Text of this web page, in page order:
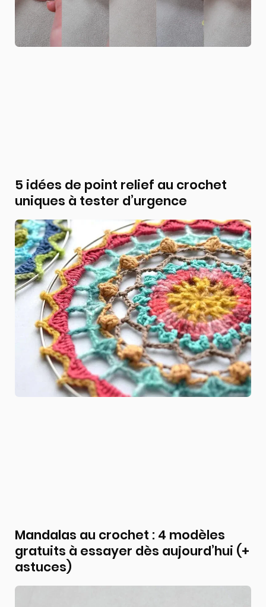
5 idées de point relief au crochet
uniques à tester d’urgence
Mandalas au crochet : 4 modèles
gratuits à essayer dès aujourd’hui (+
astuces)